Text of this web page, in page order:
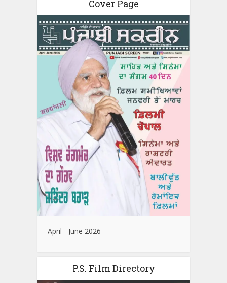
Cover Page
April - June 2026
P.S. Film Directory